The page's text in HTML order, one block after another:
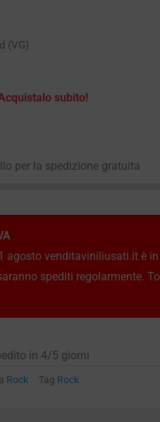
(VG)
subito!
per la spedizione gratuita
agosto venditaviniliusati.it è
spediti regolarmente.
in 4/5 giorni
Rock Tag Rock